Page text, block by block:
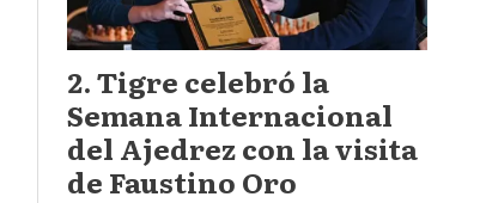
Tigre celebró la
Semana Internacional
del Ajedrez con la visita
de Faustino Oro